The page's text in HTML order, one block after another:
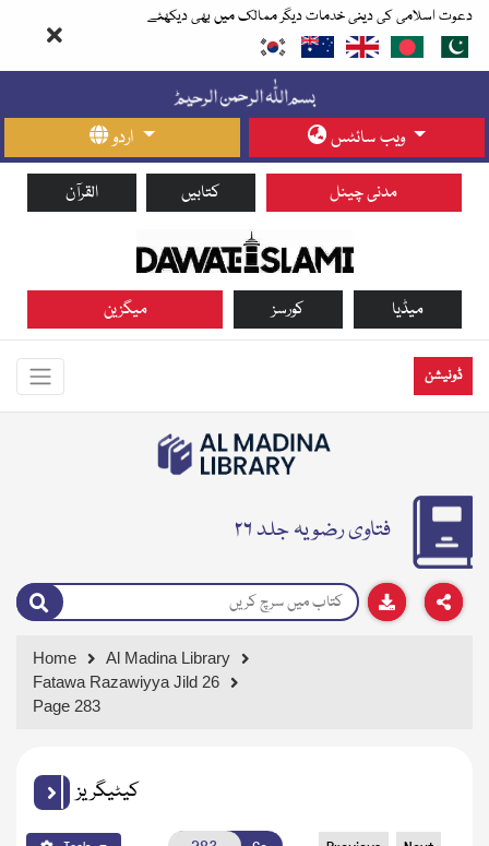
دعوت اسلامی کی دینی خدمات دیگر ممالک میں بھی دیکھئے
اردو ویب سائٹس
القرآن کتابیں مدنی چینل
میگزین کورسز میڈیا
ڈونیشن
فتاوی رضویہ جلد ۲۶
Home
Al Madina Library
Fatawa Razawiyya Jild 26
Page 283
کیٹیگریز